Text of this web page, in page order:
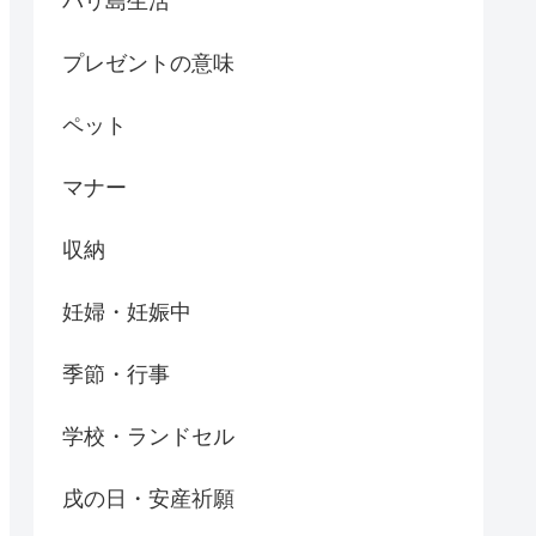
プレゼントの意味
ペット
マナー
収納
妊婦・妊娠中
季節・行事
学校・ランドセル
戌の日・安産祈願